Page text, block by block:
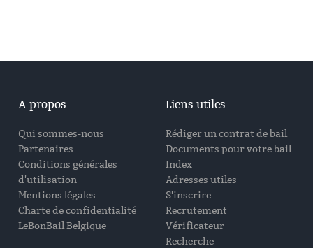
A propos
Qui sommes-nous
Partenaires
Conditions générales
d'utilisation
Mentions légales
Charte de confidentialité
LeBonBail Belgique
Liens utiles
Rédiger un contrat de bail
Documents pour votre bail
Index
Adresses utiles
S'inscrire
Recrutement
Vérificateur
Recherche